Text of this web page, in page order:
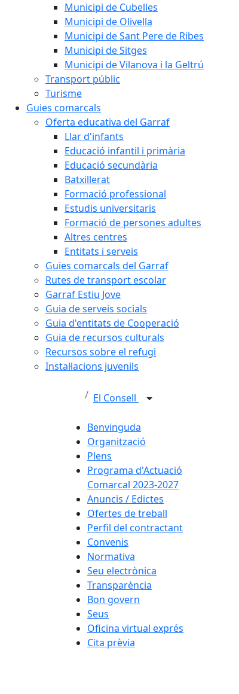
Municipi de Cubelles
Municipi de Olivella
Municipi de Sant Pere de Ribes
Municipi de Sitges
Municipi de Vilanova i la Geltrú
Transport públic
Turisme
Guies comarcals
Oferta educativa del Garraf
Llar d'infants
Educació infantil i primària
Educació secundària
Batxillerat
Formació professional
Estudis universitaris
Formació de persones adultes
Altres centres
Entitats i serveis
Guies comarcals del Garraf
Rutes de transport escolar
Garraf Estiu Jove
Guia de serveis socials
Guia d'entitats de Cooperació
Guia de recursos culturals
Recursos sobre el refugi
Instal·lacions juvenils
El Consell
Benvinguda
Organització
Plens
Programa d'Actuació
Comarcal 2023-2027
Anuncis / Edictes
Ofertes de treball
Perfil del contractant
Convenis
Normativa
Seu electrònica
Transparència
Bon govern
Seus
Oficina virtual exprés
Cita prèvia